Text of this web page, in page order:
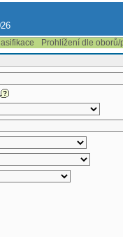
Prohlížení dle oborů/